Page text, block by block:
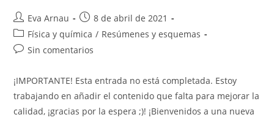
Autor
de
la
entrada:
Eva Arnau
Publicación
de
entrada:
8 de abril de 2021
Categoría
de
Física y química / Resúmenes y esquemas
Comentarios
la
entrada:
Sin comentarios
¡IMPORTANTE! Esta entrada no está completada. Estoy
trabajando en añadir el contenido que falta para mejorar la
calidad, ¡gracias por la espera ;)! ¡Bienvenidos a una nueva